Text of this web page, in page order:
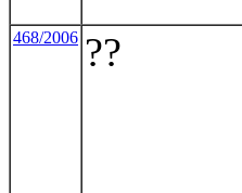
468/2006 ??